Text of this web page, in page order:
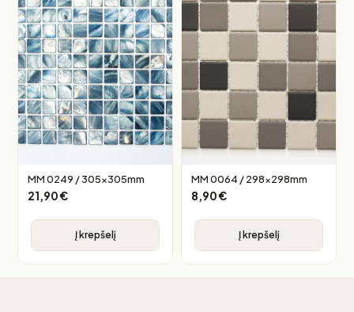
MM 0249 / 305x305mm
21,90€
Į krepšelį
MM 0064 / 298x298mm
8,90€
Į krepšelį